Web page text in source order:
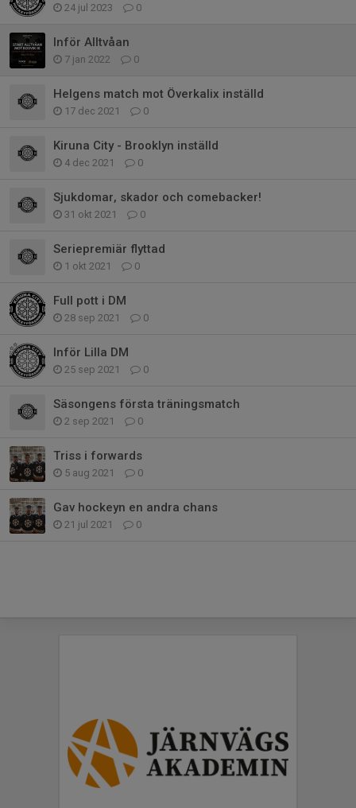
24 jul 2023 0
Inför Alltvåan
7 jan 2022 0
Helgens match mot Överkalix inställd
17 dec 2021 0
Kiruna City - Brooklyn inställd
4 dec 2021 0
Sjukdomar, skador och comebacker!
31 okt 2021 0
Seriepremiär flyttad
1 okt 2021 0
Full pott i DM
28 sep 2021 0
Inför Lilla DM
25 sep 2021 0
Säsongens första träningsmatch
2 sep 2021 0
Triss i forwards
5 aug 2021 0
Gav hockeyn en andra chans
21 jul 2021 0